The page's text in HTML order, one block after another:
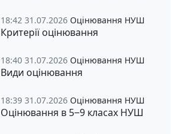
18:42 31.07.2026 Оцінювання НУШ
Критерії оцінювання
18:40 31.07.2026 Оцінювання НУШ
Види оцінювання
18:39 31.07.2026 Оцінювання НУШ
Оцінювання в 5‒9 класах НУШ